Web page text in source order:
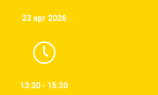
23 apr 2026
13:30 - 15:30